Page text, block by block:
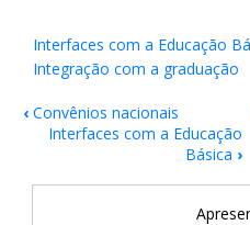
Interfaces com a Educação
Integração com a graduação
Links
passagem
‹ Convênios nacionais
Interfaces com a Educação
Básica ›